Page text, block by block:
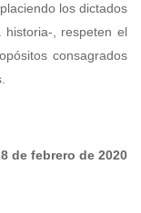
los dictados
, respeten el
consagrados
de febrero de 2020